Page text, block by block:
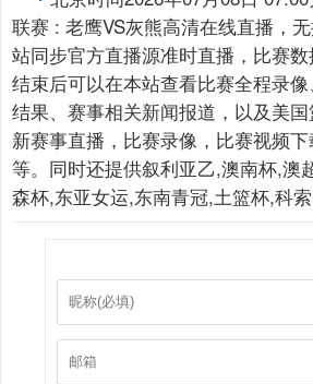
联赛 : 老鹰VS灰熊高清在线直播，
站同步官方直播源准时直播，比赛
结束后可以在本站查看比赛全程录
结果、赛事相关新闻报道，以及美
新赛事直播，比赛录像，比赛视频
等。同时还提供叙利亚乙,澳南杯,澳
森杯,东亚女运,东南青冠,土篮杯,科索